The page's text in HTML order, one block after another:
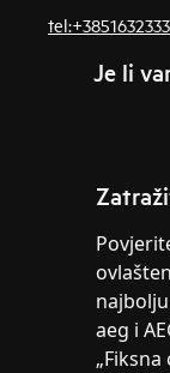
Je li
aeg i